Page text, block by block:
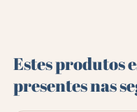
Estes produtos
presentes nas